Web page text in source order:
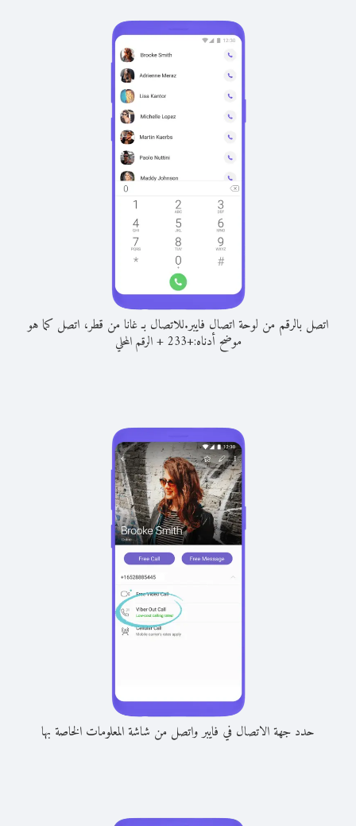
اتصل بالرقم من لوحة اتصال فايبر.للاتصال بـ غانا من قطر، اتصل كما هو
موضح أدناه:+
233
+الرقم المحلي
حدد جهة الاتصال في فايبر واتصل من شاشة المعلومات الخاصة بها